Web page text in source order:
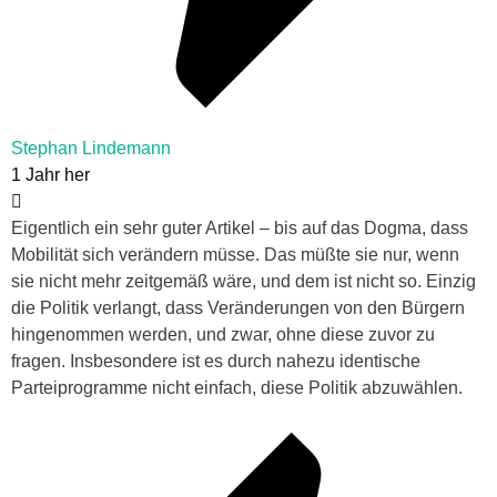
Stephan Lindemann
1 Jahr her
Eigentlich ein sehr guter Artikel – bis auf das Dogma, dass
Mobilität sich verändern müsse. Das müßte sie nur, wenn
sie nicht mehr zeitgemäß wäre, und dem ist nicht so. Einzig
die Politik verlangt, dass Veränderungen von den Bürgern
hingenommen werden, und zwar, ohne diese zuvor zu
fragen. Insbesondere ist es durch nahezu identische
Parteiprogramme nicht einfach, diese Politik abzuwählen.